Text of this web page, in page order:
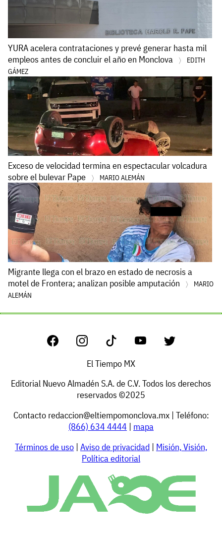
YURA acelera contrataciones y prevé generar hasta mil
empleos antes de concluir el año en Monclova
EDITH
GÁMEZ
Exceso de velocidad termina en espectacular volcadura
sobre el bulevar Pape
MARIO ALEMÁN
Migrante llega con el brazo en estado de necrosis a
motel de Frontera; analizan posible amputación
MARIO
ALEMÁN
El Tiempo MX
Editorial Nuevo Almadén S.A. de C.V. Todos los derechos
reservados ©2025
Contacto redaccion@eltiempomonclova.mx| Teléfono:
(866) 634 4444 | mapa
Términos de uso | Aviso de privacidad | Misión, Visión,
Política editorial